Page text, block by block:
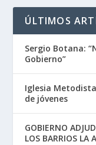
ÚLTIMOS
Sergio Botana:
Gobierno”
Iglesia
de jóvenes
GOBIERNO
LOS BARRIOS LA